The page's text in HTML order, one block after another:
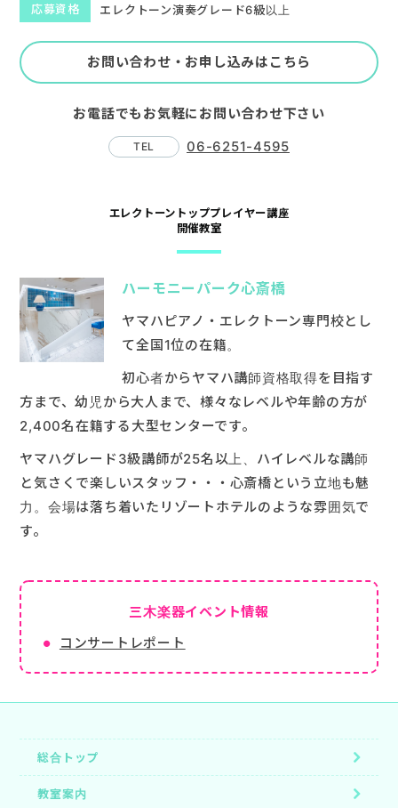
応募資格 エレクトーン演奏グレード6級以上
お問い合わせ・お申し込みはこちら
お電話でもお気軽にお問い合わせ下さい
06-6251-4595
エレクトーントッププレイヤー講座
開催教室
ハーモニーパーク心斎橋
ヤマハピアノ・エレクトーン専門校とし
て全国1位の在籍。
初心者からヤマハ講師資格取得を目指す
方まで、幼児から大人まで、様々なレベルや年齢の方が
2,400名在籍する大型センターです。
ヤマハグレード3級講師が25名以上、ハイレベルな講師
と気さくで楽しいスタッフ・・・心斎橋という立地も魅
力。会場は落ち着いたリゾートホテルのような雰囲気で
す。
三木楽器イベント情報
コンサートレポート
総合トップ
教室案内